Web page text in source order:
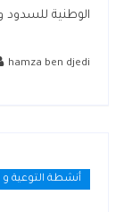
الوطنية للسدود
hamza ben djedi
أنشطة التوعية